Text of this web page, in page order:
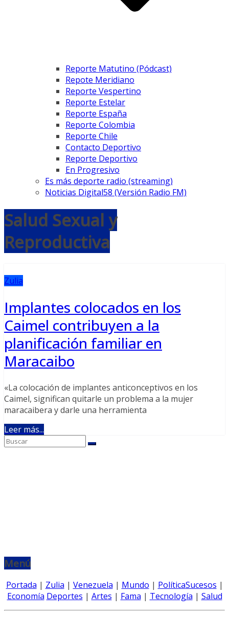
Reporte Matutino (Pódcast)
Repote Meridiano
Reporte Vespertino
Reporte Estelar
Reporte España
Reporte Colombia
Reporte Chile
Contacto Deportivo
Reporte Deportivo
En Progresivo
Es más deporte radio (streaming)
Noticias Digital58 (Versión Radio FM)
Salud Sexual y
Reproductiva
Zulia
Implantes colocados en los
Caimel contribuyen a la
planificación familiar en
Maracaibo
«La colocación de implantes anticonceptivos en los
Caimel, significan quitarle un problema a la mujer
maracaibera y darle una herramienta
Leer más...
Menú
Portada | Zulia | Venezuela | Mundo | PolíticaSucesos |
Economía Deportes | Artes | Fama | Tecnología | Salud